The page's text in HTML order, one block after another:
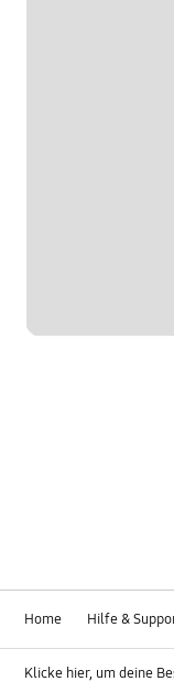
Home Hilfe &
Klicke hier, um deine